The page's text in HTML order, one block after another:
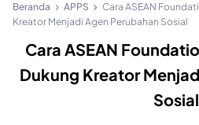
Beranda APPS
Cara ASEAN
Kreator Menjadi Agen Perubahan Sosial
Cara ASEAN
Dukung Kreator
Sosial